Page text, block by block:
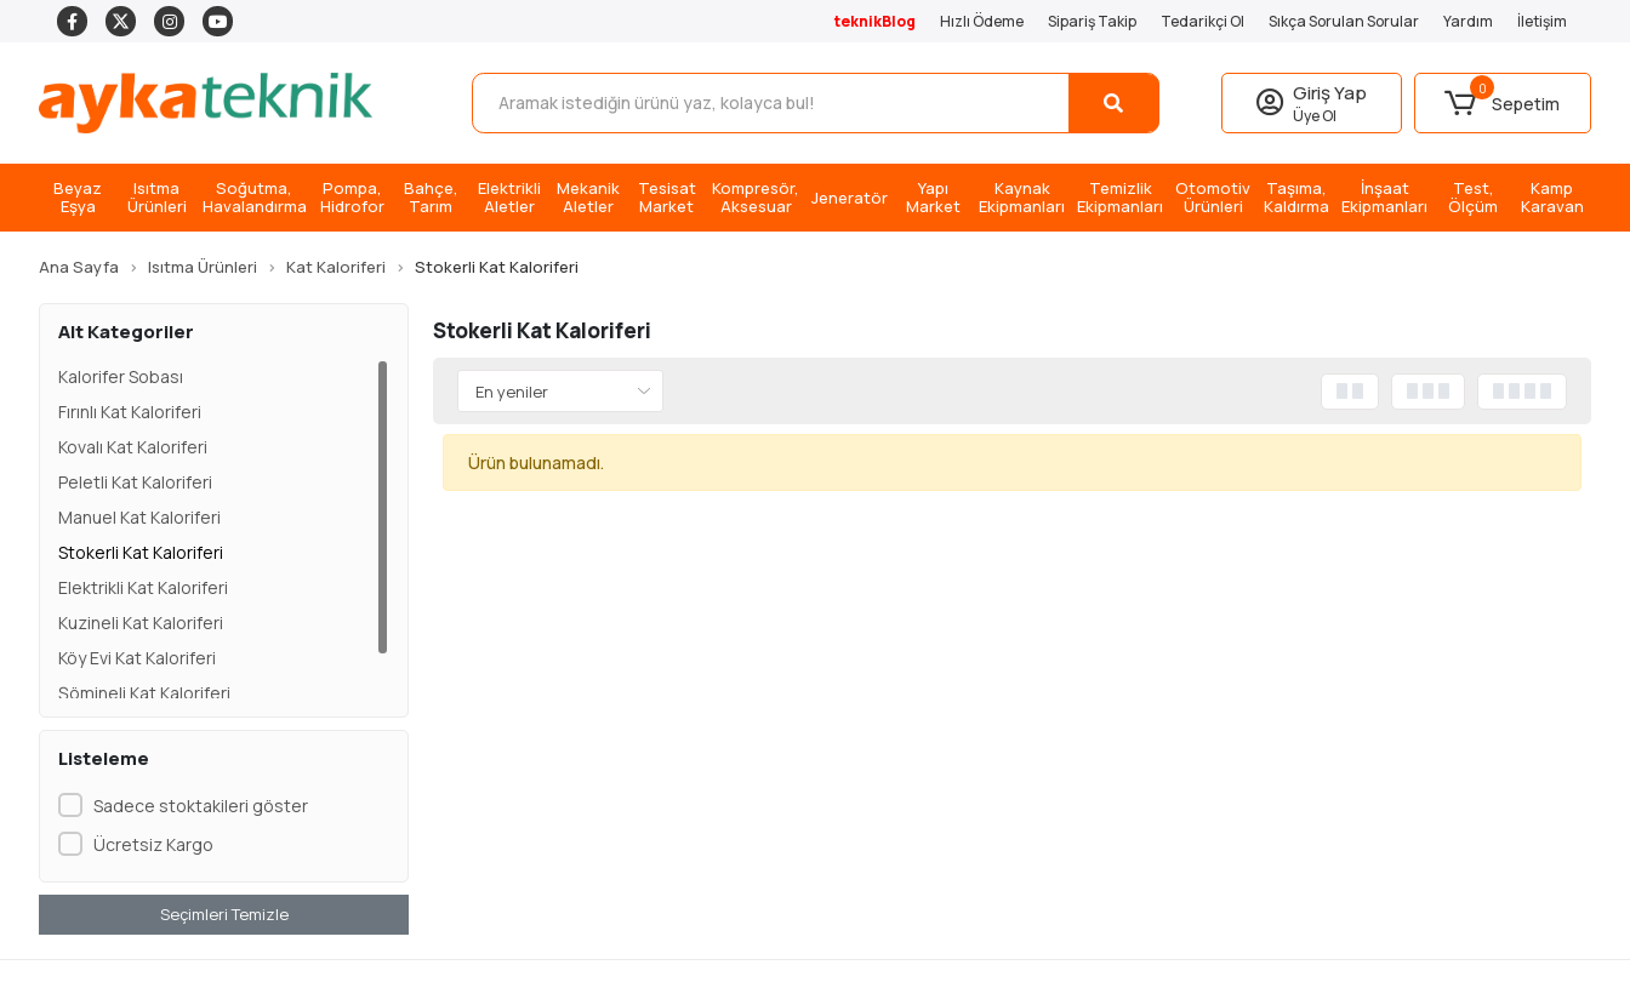
teknikBlog Hızlı Ödeme Sipariş Takip Tedarikçi Ol Sıkça Sorulan Sorular Yardım İletişim
Giriş Yap
Üye Ol
0
Sepetim
Beyaz
Eşya
Isıtma
Ürünleri
Soğutma,
Havalandırma
Pompa,
Hidrofor
Bahçe,
Tarım
Elektrikli
Aletler
Mekanik
Aletler
Tesisat
Market
Kompresör,
Aksesuar
Jeneratör
Yapı
Market
Kaynak
Ekipmanları
Temizlik
Ekipmanları
Otomotiv
Ürünleri
Taşıma,
Kaldırma
İnşaat
Ekipmanları
Test,
Ölçüm
Kamp
Karavan
Ana Sayfa Isıtma Ürünleri Kat Kaloriferi Stokerli Kat Kaloriferi
Alt Kategoriler
Kalorifer Sobası
Fırınlı Kat Kaloriferi
Kovalı Kat Kaloriferi
Peletli Kat Kaloriferi
Manuel Kat Kaloriferi
Stokerli Kat Kaloriferi
Elektrikli Kat Kaloriferi
Kuzineli Kat Kaloriferi
Köy Evi Kat Kaloriferi
Şömineli Kat Kaloriferi
Listeleme
Sadece stoktakileri göster
Ücretsiz Kargo
Seçimleri Temizle
Stokerli Kat Kaloriferi
Ürün bulunamadı.